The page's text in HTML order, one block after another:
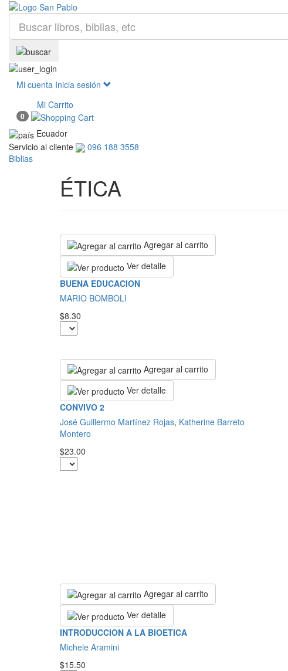
Mi cuenta Inicia sesión
Mi Carrito
0
Ecuador
Servicio al cliente
096 188 3558
Biblias
ÉTICA
Agregar al carrito
Ver detalle
BUENA EDUCACION
MARIO BOMBOLI
$8.30
Agregar al carrito
Ver detalle
CONVIVO 2
José Guillermo Martínez Rojas, Katherine Barreto
Montero
$23.00
Agregar al carrito
Ver detalle
INTRODUCCION A LA BIOETICA
Michele Aramini
$15.50